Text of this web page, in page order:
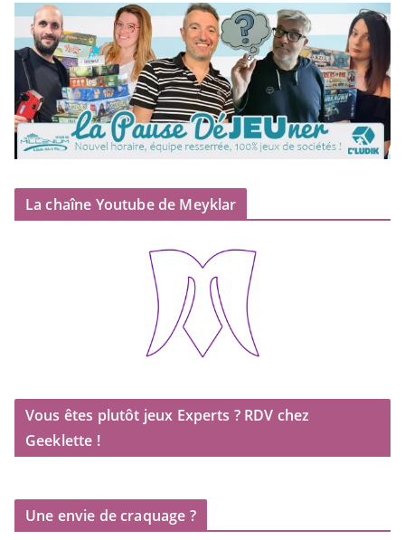
La chaîne Youtube de Meyklar
Vous êtes plutôt jeux Experts ? RDV chez
Geeklette !
Une envie de craquage ?